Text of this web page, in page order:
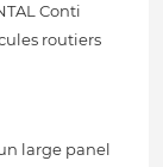
Conti
routiers
large panel